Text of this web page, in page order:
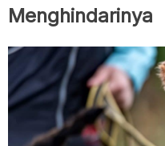
Menghindarinya